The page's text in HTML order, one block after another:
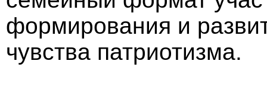
формирования и
чувства патриотизма.